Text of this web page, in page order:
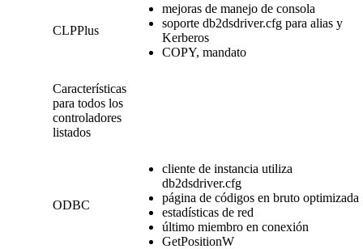
CLPPlus
mejoras de manejo de consola
soporte db2dsdriver.cfg para alias y
Kerberos
COPY, mandato
Características
para todos los
controladores
listados
ODBC
cliente de instancia utiliza
db2dsdriver.cfg
página de códigos en bruto optimizada
estadísticas de red
último miembro en conexión
GetPositionW